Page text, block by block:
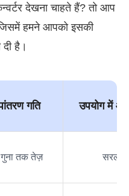
देखना चाहते हैं? तो आप
हमने आपको इसकी
है।
गति उपयोग में
तक तेज़ सरल